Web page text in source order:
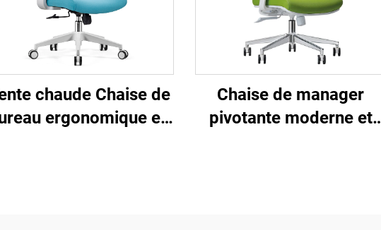
chaude Chaise de
ergonomique en
Chaise de manager
pivotante moderne et